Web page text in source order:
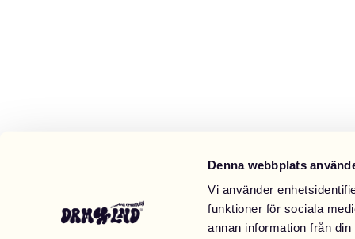
Denna webbplats
Vi använder
funktioner för sociala
annan information från